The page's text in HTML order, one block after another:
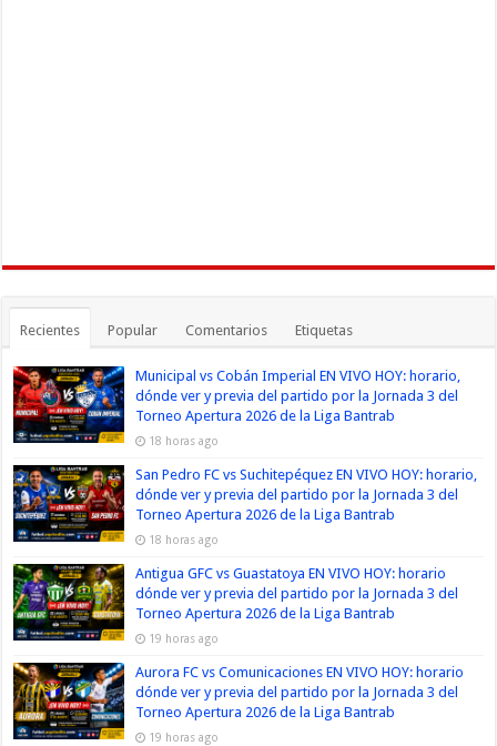
Recientes Popular Comentarios Etiquetas
Municipal vs Cobán Imperial EN VIVO HOY: horario,
dónde ver y previa del partido por la Jornada 3 del
Torneo Apertura 2026 de la Liga Bantrab
18 horas ago
San Pedro FC vs Suchitepéquez EN VIVO HOY: horario,
dónde ver y previa del partido por la Jornada 3 del
Torneo Apertura 2026 de la Liga Bantrab
18 horas ago
Antigua GFC vs Guastatoya EN VIVO HOY: horario
dónde ver y previa del partido por la Jornada 3 del
Torneo Apertura 2026 de la Liga Bantrab
19 horas ago
Aurora FC vs Comunicaciones EN VIVO HOY: horario
dónde ver y previa del partido por la Jornada 3 del
Torneo Apertura 2026 de la Liga Bantrab
19 horas ago